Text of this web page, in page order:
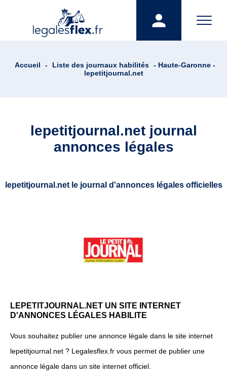
Accueil - Liste des journaux habilités - Haute-Garonne -
lepetitjournal.net
lepetitjournal.net journal
annonces légales
lepetitjournal.net le journal d'annonces légales officielles
LEPETITJOURNAL.NET UN SITE INTERNET
D'ANNONCES LÉGALES HABILITE
Vous souhaitez publier une annonce légale dans le site internet
lepetitjournal.net ? Legalesflex.fr vous permet de publier une
annonce légale dans un site internet officiel.